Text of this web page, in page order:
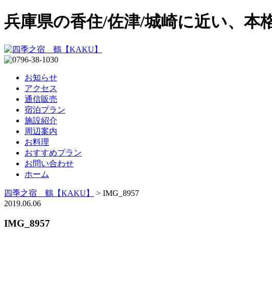
兵庫県の香住/佐津/城崎に近い、本
お知らせ
アクセス
通信販売
宿泊プラン
施設紹介
周辺案内
お料理
おすすめプラン
お問い合わせ
ホーム
四季之宿 鶴【KAKU】 > IMG_8957
2019.06.06
IMG_8957